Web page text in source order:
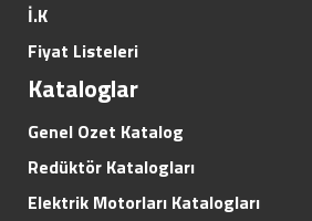
İ.K
Fiyat Listeleri
Kataloglar
Genel Ozet Katalog
Redüktör Katalogları
Elektrik Motorları Katalogları